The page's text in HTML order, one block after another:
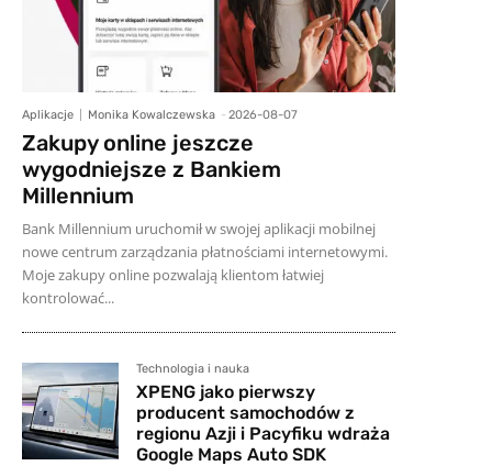
Aplikacje Monika Kowalczewska - 2026-08-07
Zakupy online jeszcze
wygodniejsze z Bankiem
Millennium
Bank Millennium uruchomił w swojej aplikacji mobilnej
nowe centrum zarządzania płatnościami internetowymi.
Moje zakupy online pozwalają klientom łatwiej
kontrolować...
Technologia i nauka
XPENG jako pierwszy
producent samochodów z
regionu Azji i Pacyfiku wdraża
Google Maps Auto SDK